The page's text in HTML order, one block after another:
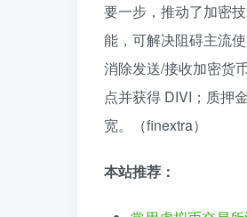
要一步，推动了加密
能，可解决阻碍主流
消除发送/接收加密货
点并获得 DIVI；质押
宽。（finextra）
本站推荐：